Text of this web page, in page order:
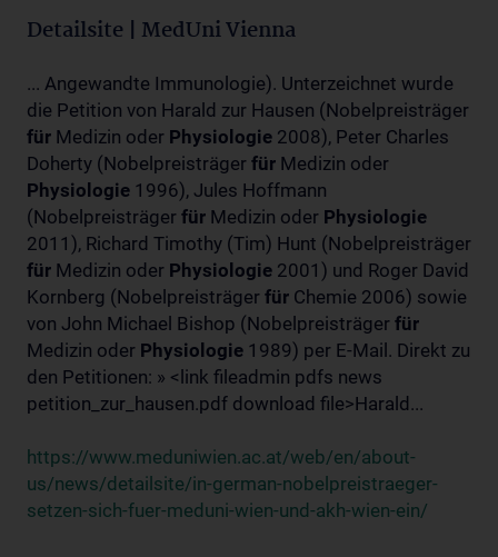
Detailsite | MedUni Vienna
... Angewandte Immunologie). Unterzeichnet wurde
die Petition von Harald zur Hausen (Nobelpreisträger
für Medizin oder Physiologie 2008), Peter Charles
Doherty (Nobelpreisträger für Medizin oder
Physiologie 1996), Jules Hoffmann
(Nobelpreisträger für Medizin oder Physiologie
2011), Richard Timothy (Tim) Hunt (Nobelpreisträger
für Medizin oder Physiologie 2001) und Roger David
Kornberg (Nobelpreisträger für Chemie 2006) sowie
von John Michael Bishop (Nobelpreisträger für
Medizin oder Physiologie 1989) per E-Mail. Direkt zu
den Petitionen: » <link fileadmin pdfs news
petition_zur_hausen.pdf download file>Harald...
https://www.meduniwien.ac.at/web/en/about-
us/news/detailsite/in-german-nobelpreistraeger-
setzen-sich-fuer-meduni-wien-und-akh-wien-ein/